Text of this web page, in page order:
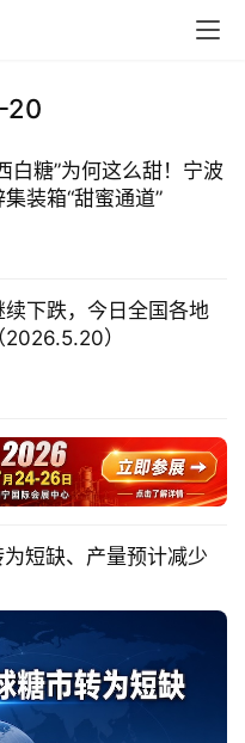
20
白糖”为何这么甜！宁波
装箱“甜蜜通道”
续下跌，今日全国各地
）
短缺、产量预计减少